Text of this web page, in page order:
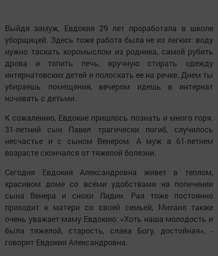
Выйдя замуж, Евдокия 29 лет проработала в школе
уборщицей. Здесь тоже работа была не из легких: воду
нужно таскать коромыслом из родника, самой рубить
дрова и топить печь, вручную стирать одежду
интернатовских детей и полоскать ее на речке. Днем ты
убираешь помещения, вечером идешь в интернат
ночевать с детьми.
К сожалению, Евдокие пришлось познать и много горя.
31-летний сын Павел трагически погиб, случилось
несчастье и с сыном Венером. А муж в 61-летнем
возрасте скончался от тяжелой болезни.
Сегодня Евдокия Александровна живет в теплом,
красивом доме со всеми удобствами на попечении
сына Венера и снохи Лидии. Рая тоже постоянно
приходит к матери со своей семьей, Михаил также
очень уважает маму Евдокию. «Хоть наша молодость и
была тяжелой, старость, слава Богу, достойная», -
говорит Евдокия Александровна.